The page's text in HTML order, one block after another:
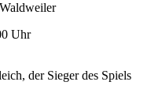
Uhr
der Sieger des Spiels